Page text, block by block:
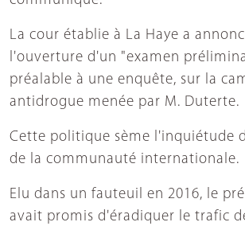
La cour établie à La Haye a
l'ouverture d'un "examen
préalable à une enquête, sur la
antidrogue menée par M. Duterte.
Cette politique sème l'inquiétude
de la communauté internationale.
Elu dans un fauteuil en 2016, le
avait promis d'éradiquer le trafic